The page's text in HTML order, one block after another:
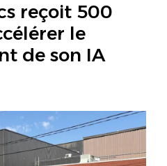
reçoit 500
le
de son IA